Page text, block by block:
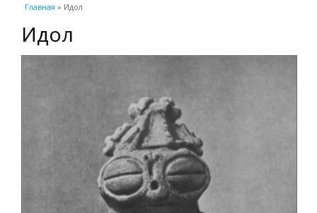
Вы здесь
Главная » Идол
Идол